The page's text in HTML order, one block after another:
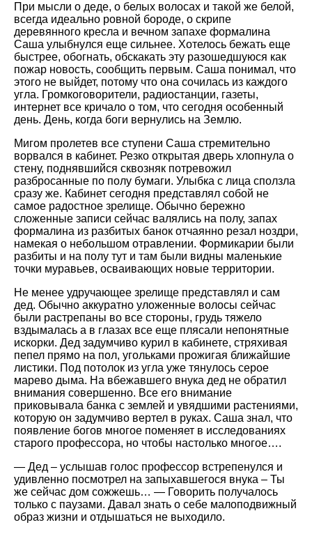
При мысли о деде, о белых волосах и такой же белой,
всегда идеально ровной бороде, о скрипе
деревянного кресла и вечном запахе формалина
Саша улыбнулся еще сильнее. Хотелось бежать еще
быстрее, обогнать, обскакать эту разошедшуюся как
пожар новость, сообщить первым. Саша понимал, что
этого не выйдет, потому что она сочилась из каждого
угла. Громкоговорители, радиостанции, газеты,
интернет все кричало о том, что сегодня особенный
день. День, когда боги вернулись на Землю.
Мигом пролетев все ступени Саша стремительно
ворвался в кабинет. Резко открытая дверь хлопнула о
стену, поднявшийся сквозняк потревожил
разбросанные по полу бумаги. Улыбка с лица сползла
сразу же. Кабинет сегодня представлял собой не
самое радостное зрелище. Обычно бережно
сложенные записи сейчас валялись на полу, запах
формалина из разбитых банок отчаянно резал ноздри,
намекая о небольшом отравлении. Формикарии были
разбиты и на полу тут и там были видны маленькие
точки муравьев, осваивающих новые территории.
Не менее удручающее зрелище представлял и сам
дед. Обычно аккуратно уложенные волосы сейчас
были растрепаны во все стороны, грудь тяжело
вздымалась а в глазах все еще плясали непонятные
искорки. Дед задумчиво курил в кабинете, стряхивая
пепел прямо на пол, угольками прожигая ближайшие
листики. Под потолок из угла уже тянулось серое
марево дыма. На вбежавшего внука дед не обратил
внимания совершенно. Все его внимание
приковывала банка с землей и увядшими растениями,
которую он задумчиво вертел в руках. Саша знал, что
появление богов многое поменяет в исследованиях
старого профессора, но чтобы настолько многое….
— Дед – услышав голос профессор встрепенулся и
удивленно посмотрел на запыхавшегося внука – Ты
же сейчас дом сожжешь… — Говорить получалось
только с паузами. Давал знать о себе малоподвижный
образ жизни и отдышаться не выходило.